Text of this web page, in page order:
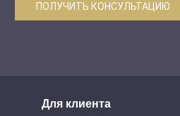
ПОЛУЧИТЬ КОНСУЛЬТАЦИЮ
Для клиента